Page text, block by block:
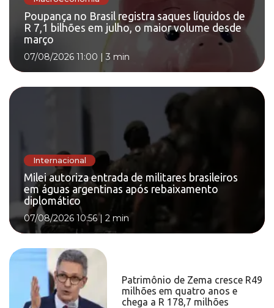
Poupança no Brasil registra saques líquidos de
R 7,1 bilhões em julho, o maior volume desde
março
07/08/2026 11:00 |3 min
Internacional
Milei autoriza entrada de militares brasileiros
em águas argentinas após rebaixamento
diplomático
07/08/2026 10:56| 2 min
Patrimônio de Zema cresce R49
milhões em quatro anos e
chega a R 178,7 milhões